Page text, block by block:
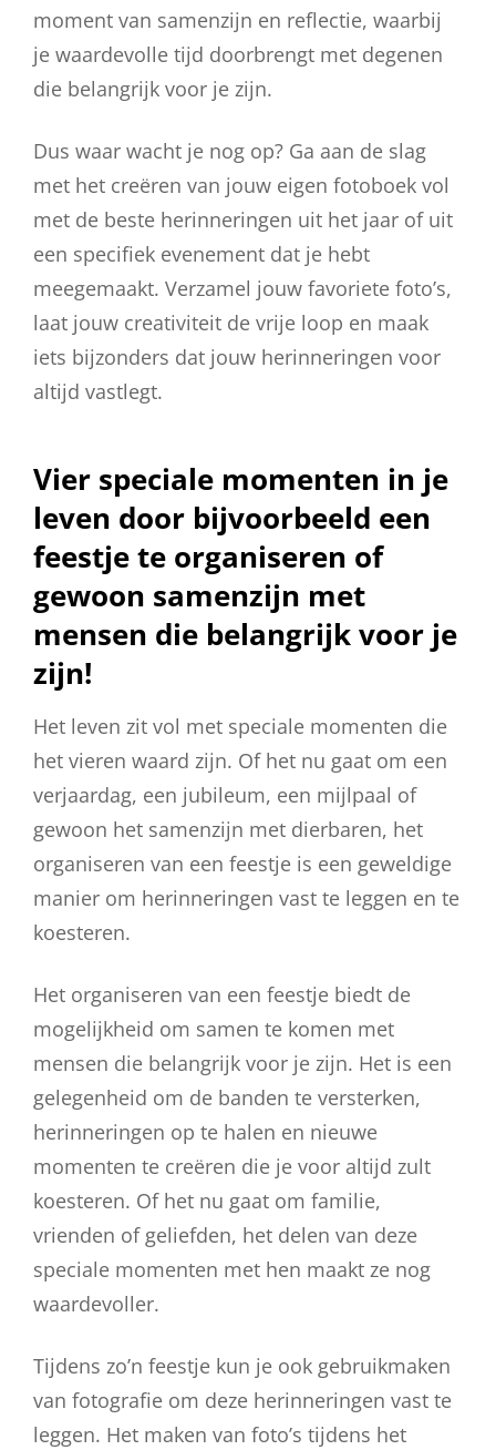
moment van samenzijn en reflectie, waarbij
je waardevolle tijd doorbrengt met degenen
die belangrijk voor je zijn.
Dus waar wacht je nog op? Ga aan de slag
met het creëren van jouw eigen fotoboek vol
met de beste herinneringen uit het jaar of uit
een specifiek evenement dat je hebt
meegemaakt. Verzamel jouw favoriete foto’s,
laat jouw creativiteit de vrije loop en maak
iets bijzonders dat jouw herinneringen voor
altijd vastlegt.
Vier speciale momenten in je
leven door bijvoorbeeld een
feestje te organiseren of
gewoon samenzijn met
mensen die belangrijk voor je
zijn!
Het leven zit vol met speciale momenten die
het vieren waard zijn. Of het nu gaat om een
verjaardag, een jubileum, een mijlpaal of
gewoon het samenzijn met dierbaren, het
organiseren van een feestje is een geweldige
manier om herinneringen vast te leggen en te
koesteren.
Het organiseren van een feestje biedt de
mogelijkheid om samen te komen met
mensen die belangrijk voor je zijn. Het is een
gelegenheid om de banden te versterken,
herinneringen op te halen en nieuwe
momenten te creëren die je voor altijd zult
koesteren. Of het nu gaat om familie,
vrienden of geliefden, het delen van deze
speciale momenten met hen maakt ze nog
waardevoller.
Tijdens zo’n feestje kun je ook gebruikmaken
van fotografie om deze herinneringen vast te
leggen. Het maken van foto’s tijdens het